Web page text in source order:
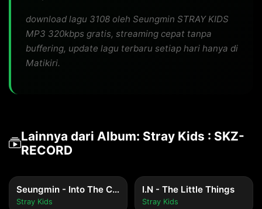
download lagu 3108 oleh Seungmin STRAY KIDS
MP3 320kbps gratis, streaming cepat tanpa
buffering, update lagu terbaru setiap hari hanya di
Matikiri.
Lainnya dari Album: Stray Kids : SKZ-
RECORD
Seungmin - Into The Current
Stray Kids
I.N - The Little Things
Stray Kids